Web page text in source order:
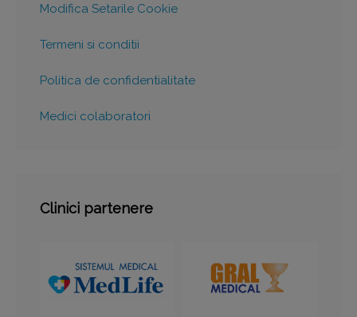
Modifica Setarile Cookie
Termeni si conditii
Politica de confidentialitate
Medici colaboratori
Clinici partenere